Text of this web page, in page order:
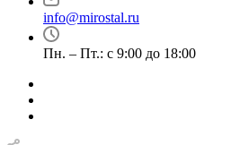
info@mirostal.ru
Пн. – Пт.: с 9:00 до 18:00